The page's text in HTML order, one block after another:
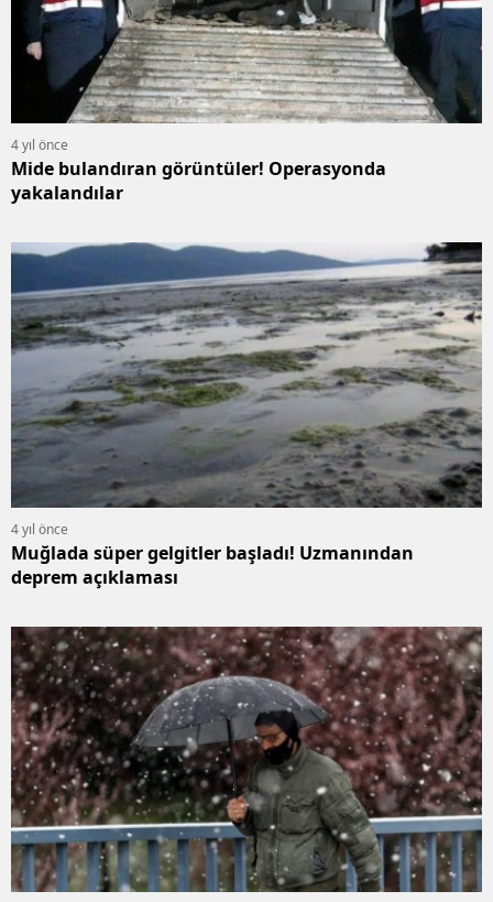
4 yıl önce
Mide bulandıran görüntüler! Operasyonda
yakalandılar
4 yıl önce
Muğlada süper gelgitler başladı! Uzmanından
deprem açıklaması